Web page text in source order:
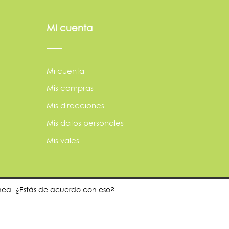
¿Estás de acuerdo con eso?
Mi cuenta
Mi cuenta
Mis compras
Mis direcciones
Mis datos personales
Mis vales